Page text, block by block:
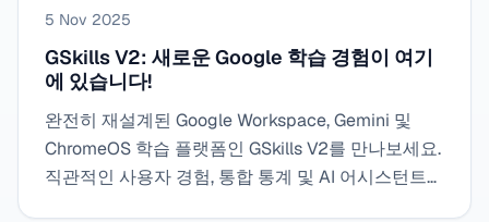
서 초기 몇 시간 동안 관찰한 내용을 살펴봅니다.
5 Nov 2025
GSkills V2: 새로운 Google 학습 경험이 여기
에 있습니다!
완전히 재설계된 Google Workspace, Gemini 및
ChromeOS 학습 플랫폼인 GSkills V2를 만나보세요.
직관적인 사용자 경험, 통합 통계 및 AI 어시스턴트를